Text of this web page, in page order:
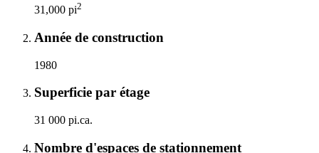
31,000 pi2
Année de construction
1980
Superficie par étage
31 000 pi.ca.
Nombre d'espaces de stationnement